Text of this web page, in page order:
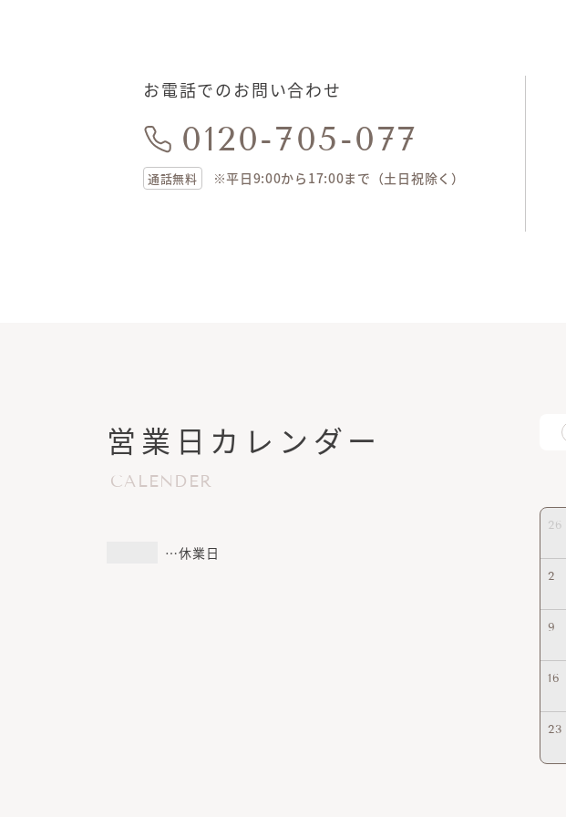
お電話でのお問い合わせ
0120-705-077
通話無料 ※平日9:00から17:00まで（土日祝除く）
営業日カレンダー
CALENDER
…休業日
26
2
9
16
23